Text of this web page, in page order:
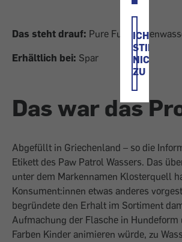
ICH
STIMME
NICHT
ZU
Das steht drauf: Pure Fun
Erhältlich bei: Spar
Das war das
Abgefüllt in Griechenland – so die
Etikett des Paw Patrol Wassers. Das
unter dem Markennamen Klosterquell
Konsument:innen etwas anderes
begründete den Erhalt im Sortiment
Aufmachung der Flasche in Hundeform
Farben Kinder animieren würde, zu